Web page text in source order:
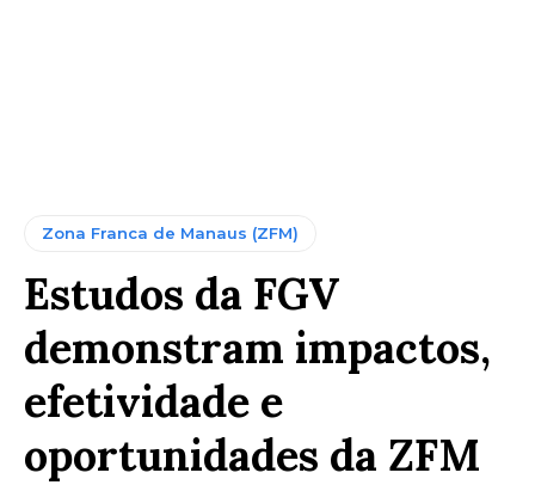
Zona Franca de Manaus (ZFM)
Estudos da FGV
demonstram impactos,
efetividade e
oportunidades da ZFM